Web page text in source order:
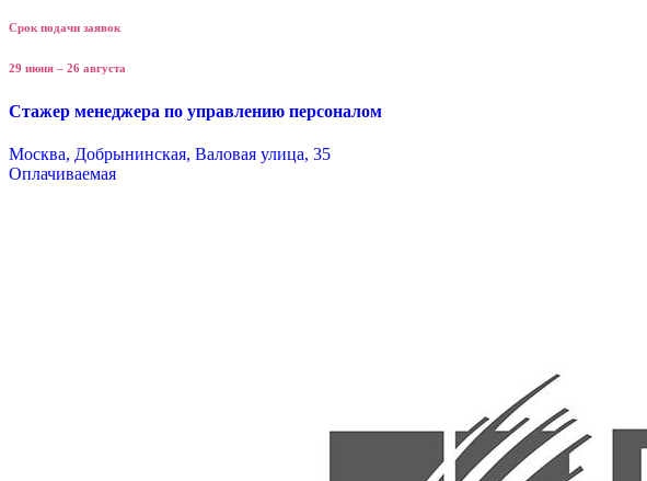
Срок подачи заявок
29 июня – 26 августа
Стажер менеджера по управлению персоналом
Москва, Добрынинская, Валовая улица, 35
Оплачиваемая